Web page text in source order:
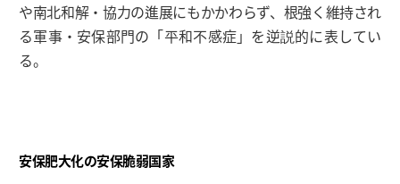
や南北和解・協力の進展にもかかわらず、根強く維持され
る軍事・安保部門の「平和不感症」を逆説的に表してい
る。
安保肥大化の安保脆弱国家